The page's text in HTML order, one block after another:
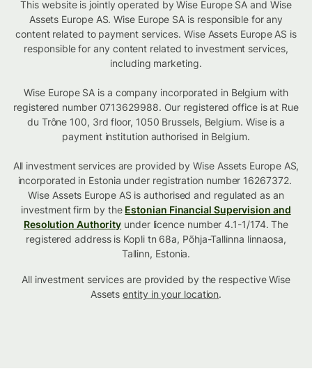
This website is jointly operated by Wise Europe SA and Wise
Assets Europe AS. Wise Europe SA is responsible for any
content related to payment services. Wise Assets Europe AS is
responsible for any content related to investment services,
including marketing.
Wise Europe SA is a company incorporated in Belgium with
registered number 0713629988. Our registered office is at Rue
du Trône 100, 3rd floor, 1050 Brussels, Belgium. Wise is a
payment institution authorised in Belgium.
All investment services are provided by Wise Assets Europe AS,
incorporated in Estonia under registration number 16267372.
Wise Assets Europe AS is authorised and regulated as an
investment firm by the Estonian Financial Supervision and
Resolution Authority under licence number 4.1-1/174. The
registered address is Kopli tn 68a, Põhja-Tallinna linnaosa,
Tallinn, Estonia.
All investment services are provided by the respective Wise
Assetsentity in your location.